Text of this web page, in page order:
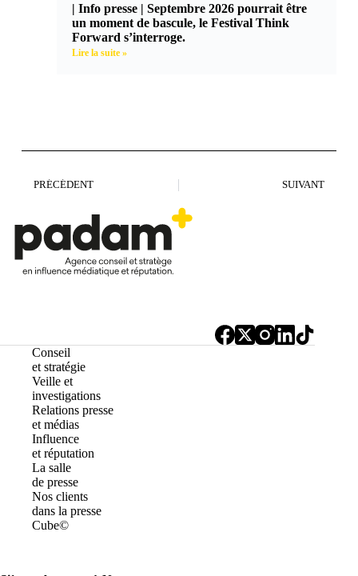
| Info presse | Septembre 2026 pourrait être
un moment de bascule, le Festival Think
Forward s’interroge.
Lire la suite »
PRÉCÉDENT SUIVANT
Conseil
et stratégie
Veille et
investigations
Relations presse
et médias
Influence
et réputation
La salle
de presse
Nos clients
dans la presse
Cube©